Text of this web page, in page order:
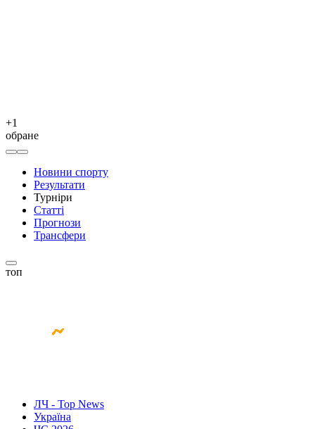
+1
обране
Новини спорту
Результати
Турніри
Статті
Прогнози
Трансфери
топ
ЛЧ - Top News
Україна